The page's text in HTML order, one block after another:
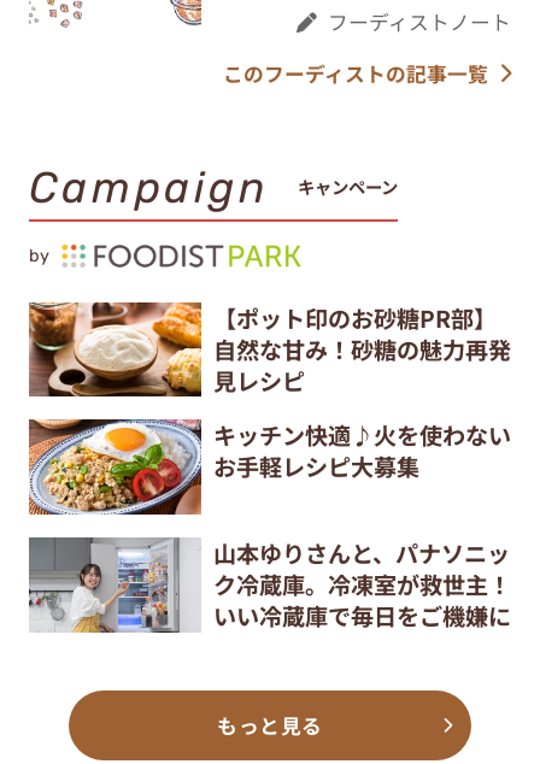
フーディストノート
このフーディストの記事一覧
Campaign キャンペーン
by
【ポット印のお砂糖PR部】
自然な甘み！砂糖の魅力再発
見レシピ
キッチン快適♪火を使わない
お手軽レシピ大募集
山本ゆりさんと、パナソニッ
ク冷蔵庫。冷凍室が救世主！
いい冷蔵庫で毎日をご機嫌に
もっと見る